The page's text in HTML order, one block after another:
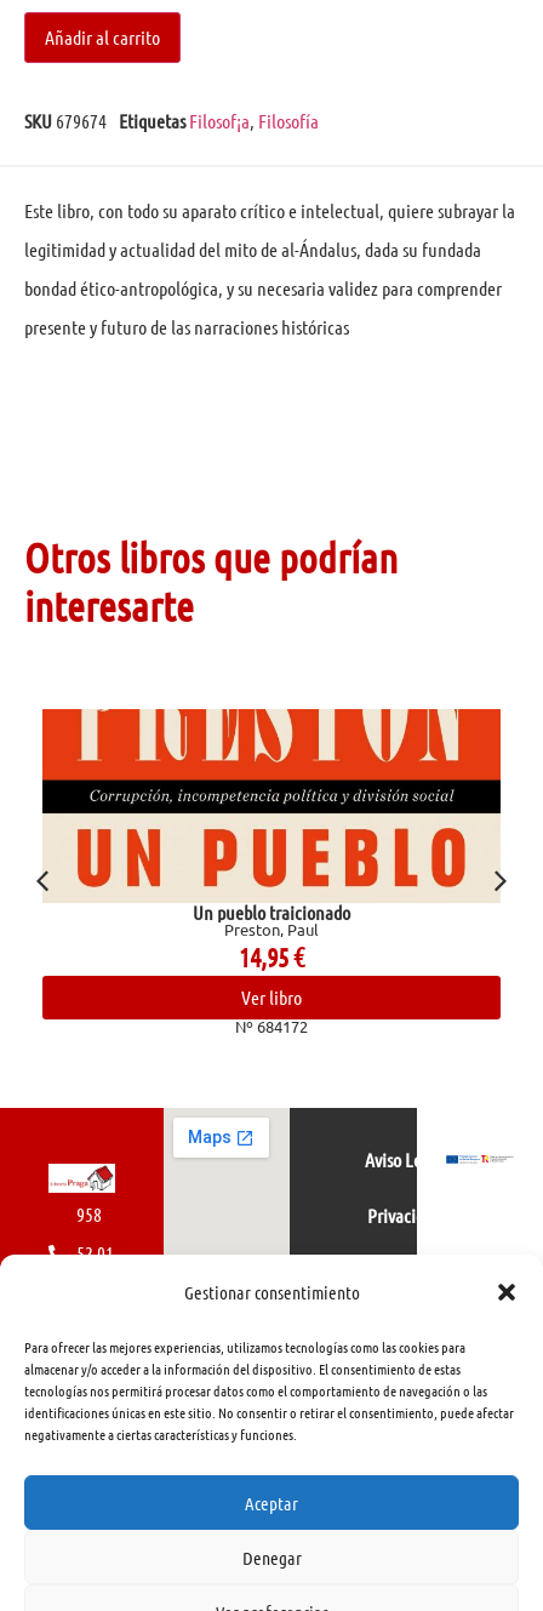
Gestionar consentimiento
Para ofrecer las mejores experiencias, utilizamos tecnologías como las cookies para
almacenar y/o acceder a la información del dispositivo. El consentimiento de estas
tecnologías nos permitirá procesar datos como el comportamiento de navegación o las
identificaciones únicas en este sitio. No consentir o retirar el consentimiento, puede afectar
negativamente a ciertas características y funciones.
Aceptar
Denegar
Añadir al carrito
SKU 679674 Etiquetas Filosof¡a, Filosofía
Este libro, con todo su aparato crítico e intelectual, quiere subrayar la
legitimidad y actualidad del mito de al-Ándalus, dada su fundada
bondad ético-antropológica, y su necesaria validez para comprender
presente y futuro de las narraciones históricas
Otros libros que podrían
interesarte
Un pueblo traicionado
Nº 684172
958
52 01
462
415
info@libreriapraga.com
Gracia,
Aviso Legal
Privacidad